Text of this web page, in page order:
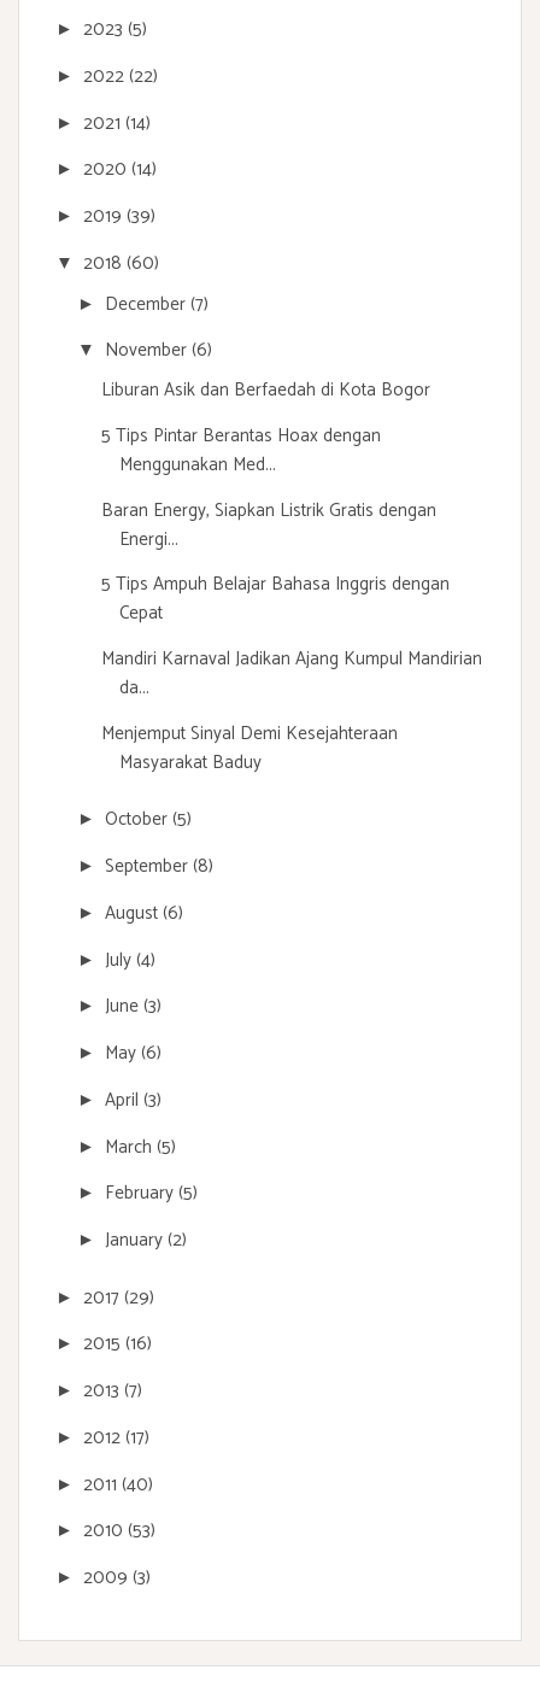
► 2023 (5)
► 2022(22)
► 2021 (14)
► 2020 (14)
► 2019 (39)
▼ 2018 (60)
► December(7)
▼ November(6)
Liburan Asik dan Berfaedah di Kota Bogor
5 Tips Pintar Berantas Hoax dengan
Menggunakan Med...
Baran Energy, Siapkan Listrik Gratis dengan
Energi...
5 Tips Ampuh Belajar Bahasa Inggris dengan
Cepat
Mandiri Karnaval Jadikan Ajang Kumpul Mandirian
da...
Menjemput Sinyal Demi Kesejahteraan
Masyarakat Baduy
► October(5)
► September(8)
► August(6)
► July(4)
► June(3)
► May(6)
► April (3)
► March (5)
► February(5)
► January(2)
► 2017(29)
► 2015 (16)
► 2013 (7)
► 2012(17)
► 2011 (40)
► 2010 (53)
► 2009 (3)